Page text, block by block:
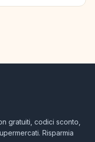
gratuiti, codici sconto,
Risparmia